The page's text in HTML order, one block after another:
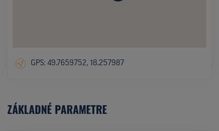
GPS: 49.7659752, 18.257987
ZÁKLADNÉ PARAMETRE